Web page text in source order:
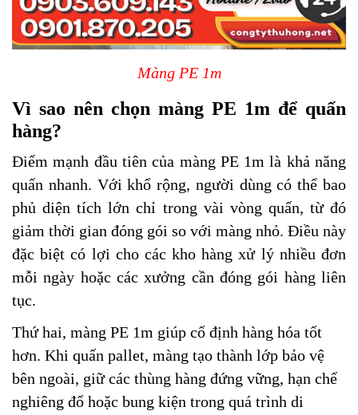
Màng PE 1m
Vì sao nên chọn màng PE 1m để quấn
hàng?
Điểm mạnh đầu tiên của màng PE 1m là khả năng
quấn nhanh. Với khổ rộng, người dùng có thể bao
phủ diện tích lớn chỉ trong vài vòng quấn, từ đó
giảm thời gian đóng gói so với màng nhỏ. Điều này
đặc biệt có lợi cho các kho hàng xử lý nhiều đơn
mỗi ngày hoặc các xưởng cần đóng gói hàng liên
tục.
Thứ hai, màng PE 1m giúp cố định hàng hóa tốt
hơn. Khi quấn pallet, màng tạo thành lớp bảo vệ
bên ngoài, giữ các thùng hàng đứng vững, hạn chế
nghiêng đổ hoặc bung kiện trong quá trình di